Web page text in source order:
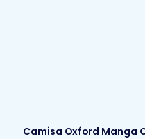
Camisa Oxford Manga